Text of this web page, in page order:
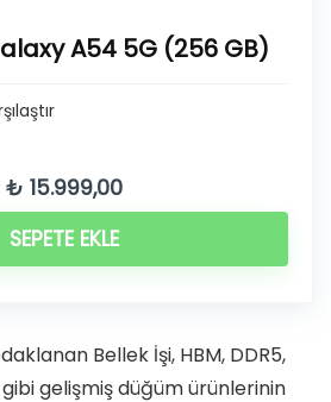
A54 5G (256 GB)
₺ 15.999,00
SEPETE EKLE
Bellek İşi, HBM, DDR5,
gibi gelişmiş düğüm ürünlerinin